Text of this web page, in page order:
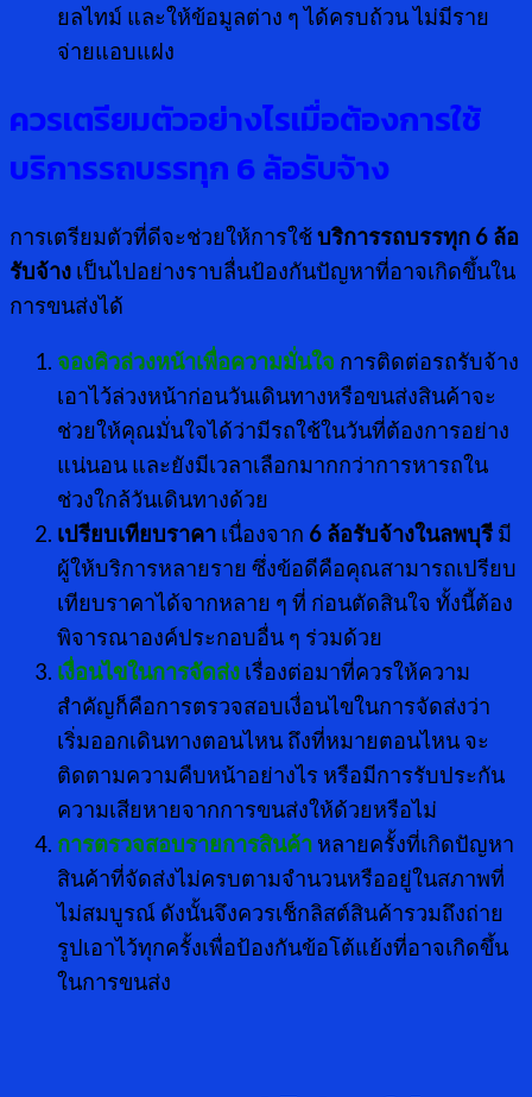
ยลไทม์ และให้ข้อมูลต่าง ๆ ได้ครบถ้วน ไม่มีราย
จ่ายแอบแฝง
ควรเตรียมตัวอย่างไรเมื่อต้องการใช้
บริการรถบรรทุก6 ล้อรับจ้าง
การเตรียมตัวที่ดีจะช่วยให้การใช้บริการรถบรรทุก 6 ล้อ
รับจ้าง เป็นไปอย่างราบลื่นป้องกันปัญหาที่อาจเกิดขึ้นใน
การขนส่งได้
จองคิวล่วงหน้าเพื่อความมั่นใจ การติดต่อรถรับจ้าง
เอาไว้ล่วงหน้าก่อนวันเดินทางหรือขนส่งสินค้าจะ
ช่วยให้คุณมั่นใจได้ว่ามีรถใช้ในวันที่ต้องการอย่าง
แน่นอน และยังมีเวลาเลือกมากกว่าการหารถใน
ช่วงใกล้วันเดินทางด้วย
เปรียบเทียบราคา เนื่องจาก 6 ล้อรับจ้างในลพบุรี มี
ผู้ให้บริการหลายราย ซึ่งข้อดีคือคุณสามารถเปรียบ
เทียบราคาได้จากหลาย ๆ ที่ ก่อนตัดสินใจ ทั้งนี้ต้อง
พิจารณาองค์ประกอบอื่น ๆ ร่วมด้วย
เงื่อนไขในการจัดส่ง เรื่องต่อมาที่ควรให้ความ
สำคัญก็คือการตรวจสอบเงื่อนไขในการจัดส่งว่า
เริ่มออกเดินทางตอนไหน ถึงที่หมายตอนไหน จะ
ติดตามความคืบหน้าอย่างไร หรือมีการรับประกัน
ความเสียหายจากการขนส่งให้ด้วยหรือไม่
การตรวจสอบรายการสินค้า หลายครั้งที่เกิดปัญหา
สินค้าที่จัดส่งไม่ครบตามจำนวนหรืออยู่ในสภาพที่
ไม่สมบูรณ์ ดังนั้นจึงควรเช็กลิสต์สินค้ารวมถึงถ่าย
รูปเอาไว้ทุกครั้งเพื่อป้องกันข้อโต้แย้งที่อาจเกิดขึ้น
ในการขนส่ง